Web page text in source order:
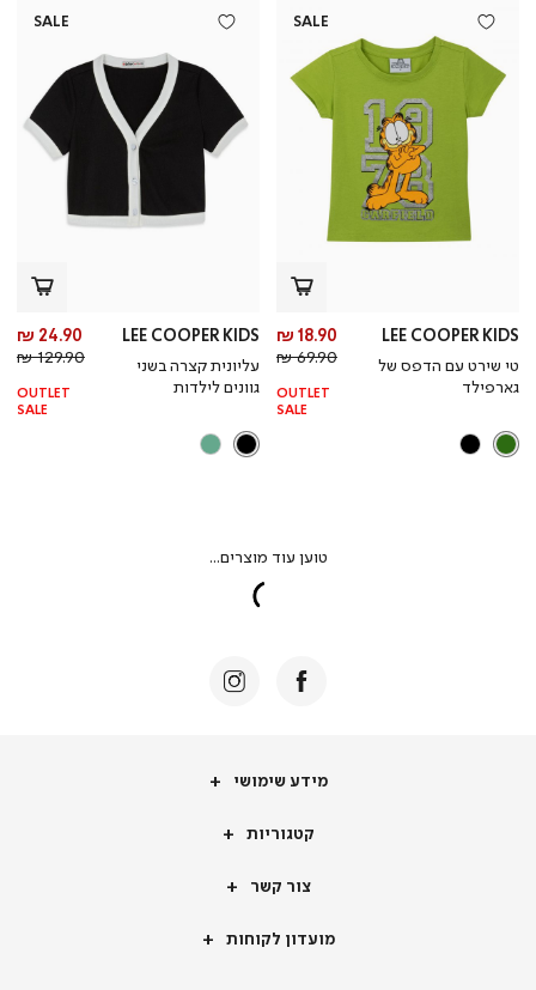
SALE
LEE COOPER KIDS
טי שירט עם הדפס של
גארפילד
מחיר
מוצר
18.90 ₪
מחיר
רגיל
69.90 ₪
OUTLET
SALE
SALE
LEE COOPER KIDS
עליונית קצרה בשני
גוונים לילדות
24.90 ₪
129.90 ₪
OUTLET
SALE
מידע
מידע שימושי
קטגוריותקטגוריות
צור
צור קשר
מועדון
מועדון לקוחות